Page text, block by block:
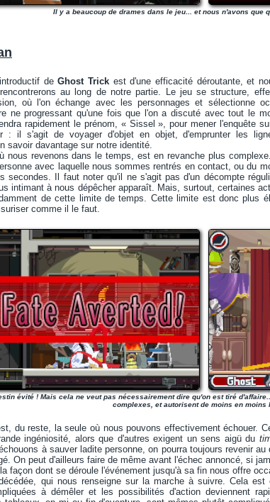
Il y a beaucoup de drames dans le jeu... et nous n'avons que
deGhost Trickest d'une efficacité déroutante, et
au long de notre partie. Le jeu se structure,
où l'on échange avec les personnages et sélectionne
ne progressant qu'une fois que l'on a discuté avec tout le
rapidement le prénom, « Sissel », pour mener l'enquête
: il s'agit de voyager d'objet en objet, d'emprunter les
savoir davantage sur notre identité.
nous revenons dans le temps, est en revanche plus
avec laquelle nous sommes rentrés en contact, ou du
secondes. Il faut noter qu'il ne s'agit pas d'un décompte
intimant à nous dépêcher apparaît. Mais, surtout, certaines
de cette limite de temps. Cette limite est donc plus
comme il le faut.
évité ! Mais cela ne veut pas nécessairement dire qu'on est tiré
complexes, et autorisent de moins en moins
du reste, la seule où nous pouvons effectivement échouer.
ingéniosité, alors que d'autres exigent un sens aigü du
à sauver ladite personne, on pourra toujours revenir
On peut d'ailleurs faire de même avant l'échec annoncé, si
façon dont se déroule l'événement jusqu'à sa fin nous offre
qui nous renseigne sur la marche à suivre. Cela
à démêler et les possibilités d'action deviennent